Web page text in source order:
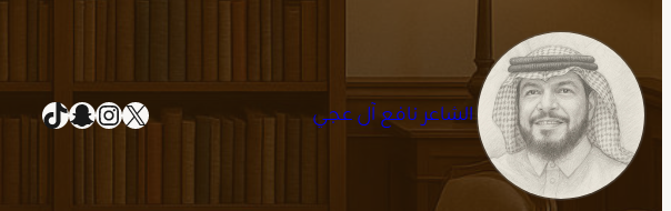
الشاعر نافع آل عجي إكسإنستجرام
سناب شاتتيك توك